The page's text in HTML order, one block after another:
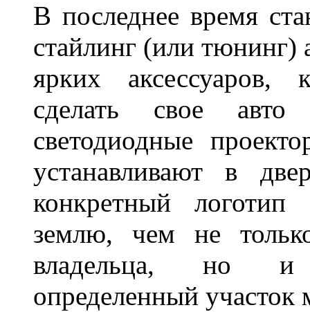
В последнее время
стайлинг (или тюнинг)
ярких аксессуаров,
сделать свое
светодиодные
устанавливают в
конкретный логотип
землю, чем не
владельца, но и
определенный участок